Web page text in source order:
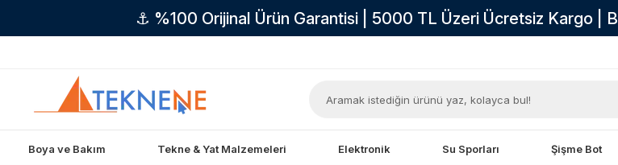
⚓ %100 Orijinal Ürün Garantisi | 5000 TL Üzeri Ücretsiz Kargo |
Boya ve Bakım Tekne & Yat Malzemeleri Elektronik Su Sporları Şişme Bot